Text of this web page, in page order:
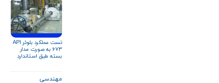
تست عملکرد بلوئر API
۶۷۳ به صورت مدار
بسته طبق استاندارد
مهندسی